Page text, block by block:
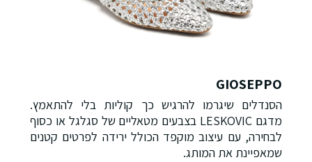
GIOSEPPO
הסנדלים שיגרמו להרגיש כך קוליות בלי להתאמץ.
מדגם LESKOVIC בצבעים מטאליים של סגלגל או כסוף
לבחירה, עם עיצוב מוקפד הכולל ירידה לפרטים קטנים
שמאפיינת את המותג.